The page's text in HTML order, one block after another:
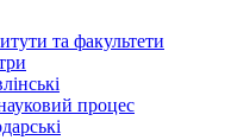
та факультети
процес